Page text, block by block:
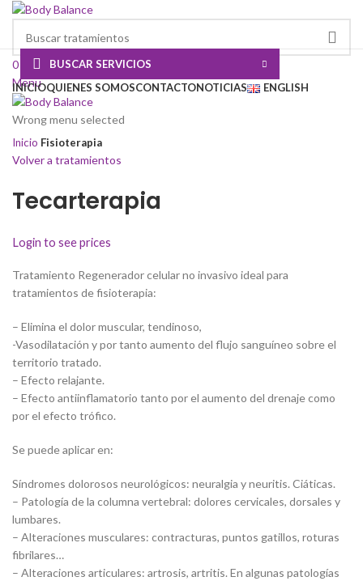
0
Lista de deseos
Menu
Wrong menu selected
BUSCAR SERVICIOS
INICIOQUIENES SOMOSCONTACTONOTICIAS ENGLISH
Click to enlarge
Inicio Fisioterapia
Volver a tratamientos
Tecarterapia
Login to see prices
Tratamiento Regenerador celular no invasivo ideal para
tratamientos de fisioterapia:
– Elimina el dolor muscular, tendinoso,
-Vasodilatación y por tanto aumento del flujo sanguíneo sobre el
territorio tratado.
– Efecto relajante.
– Efecto antiinflamatorio tanto por el aumento del drenaje como
por el efecto trófico.
Se puede aplicar en:
Síndromes dolorosos neurológicos: neuralgia y neuritis. Ciáticas.
– Patología de la columna vertebral: dolores cervicales, dorsales y
lumbares.
– Alteraciones musculares: contracturas, puntos gatillos, roturas
fibrilares…
– Alteraciones articulares: artrosis, artritis. En algunas patologías